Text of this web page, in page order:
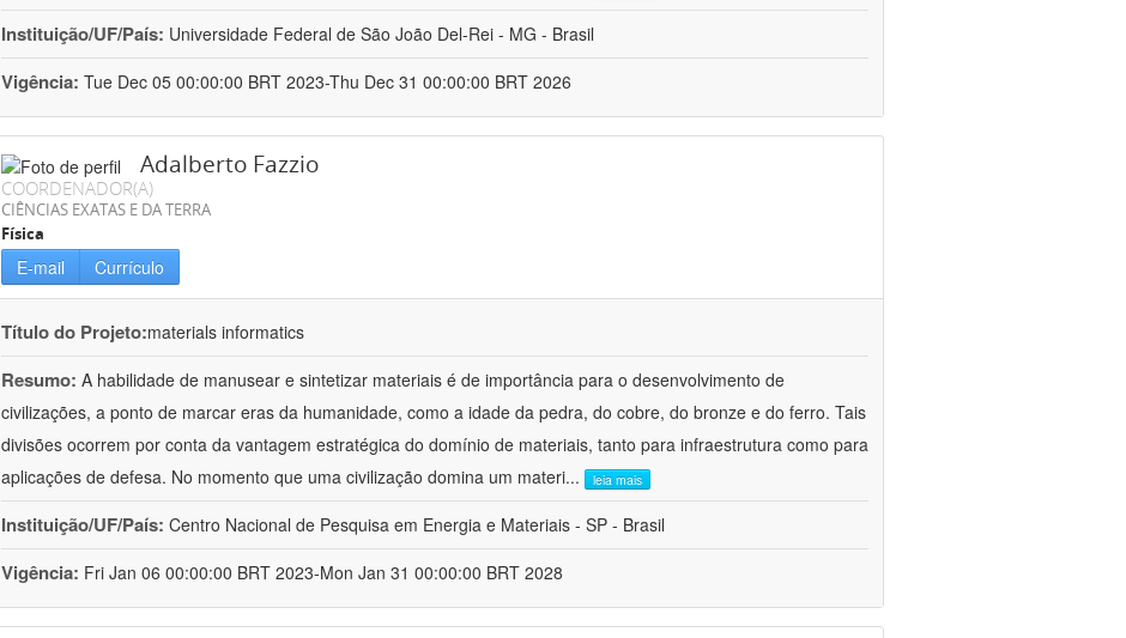
Instituição/UF/País: Universidade Federal de São João Del-Rei - MG - Brasil
Vigência: Tue Dec 05 00:00:00 BRT 2023-Thu Dec 31 00:00:00 BRT 2026
Adalberto Fazzio
COORDENADOR(A)
CIÊNCIAS EXATAS E DA TERRA
Física
E-mail Currículo
Título do Projeto:materials informatics
Resumo: A habilidade de manusear e sintetizar materiais é de importância para o desenvolvimento de
civilizações, a ponto de marcar eras da humanidade, como a idade da pedra, do cobre, do bronze e do ferro. Tais
divisões ocorrem por conta da vantagem estratégica do domínio de materiais, tanto para infraestrutura como para
aplicações de defesa. No momento que uma civilização domina um materi... leia mais
Instituição/UF/País: Centro Nacional de Pesquisa em Energia e Materiais - SP - Brasil
Vigência: Fri Jan 06 00:00:00 BRT 2023-Mon Jan 31 00:00:00 BRT 2028